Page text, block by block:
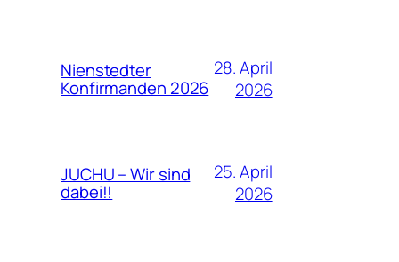
Nienstedter
Konfirmanden 2026
28. April
2026
JUCHU – Wir sind
dabei!!
25. April
2026